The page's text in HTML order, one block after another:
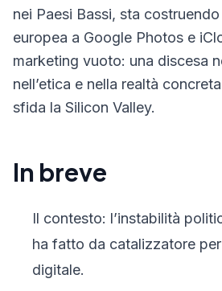
nei Paesi Bassi, sta costruendo
europea a Google Photos e
marketing vuoto: una discesa
nell’etica e nella realtà
sfida la Silicon Valley.
In breve
Il contesto: l’instabilità
ha fatto da catalizzatore
digitale.